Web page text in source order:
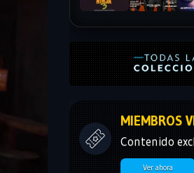
MIEMBROS
Contenido
Ver ahora